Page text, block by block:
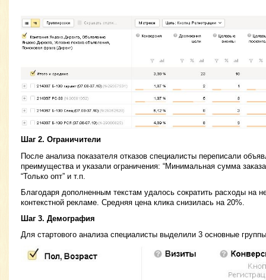
Шаг 2. Ограничители
После анализа показателя отказов специалисты переписали
преимущества и указали ограничения: “Минимальная сумма
“Только опт” и т.п.
Благодаря дополненным текстам удалось сократить расходы на
контекстной рекламе. Средняя цена клика снизилась на 20%.
Шаг 3. Демография
Для стартового анализа специалисты выделили 3 основные